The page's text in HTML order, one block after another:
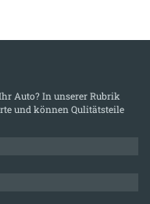
Auto? In unserer Rubrik
und können Qulitätsteile